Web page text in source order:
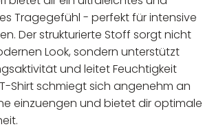
Tragegefühl - perfekt für intensive
Der strukturierte Stoff sorgt nicht
Look, sondern unterstützt
und leitet Feuchtigkeit
Shirt schmiegt sich angenehm an
einzuengen und bietet dir optimale